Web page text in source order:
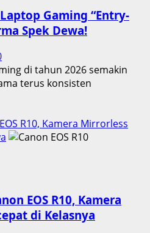
Gaming “Entry-
Spek Dewa!
di tahun 2026 semakin
terus konsisten
R10, Kamera Mirrorless
EOS R10, Kamera
di Kelasnya